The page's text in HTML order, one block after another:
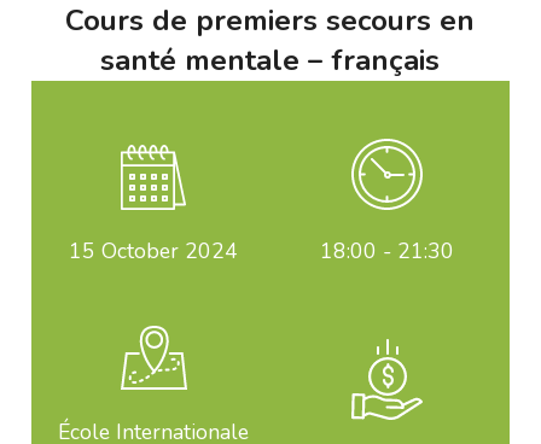
Cours de premiers secours en
santé mentale – français
15 October 2024 18:00 - 21:30
École Internationale